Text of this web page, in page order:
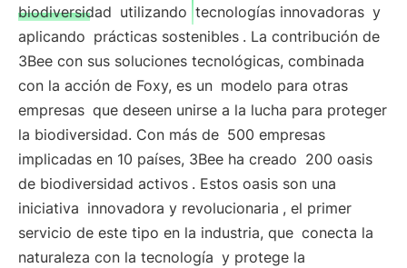
biodiversidad utilizando tecnologías innovadoras y
aplicando prácticas sostenibles . La contribución de
3Bee con sus soluciones tecnológicas, combinada
con la acción de Foxy, es un modelo para otras
empresas que deseen unirse a la lucha para proteger
la biodiversidad. Con más de 500 empresas
implicadas en 10 países, 3Bee ha creado 200 oasis
de biodiversidad activos . Estos oasis son una
iniciativa innovadora y revolucionaria , el primer
servicio de este tipo en la industria, que conecta la
naturaleza con la tecnología y protege la